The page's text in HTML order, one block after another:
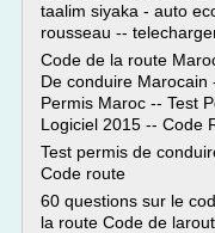
taalim siyaka - auto
rousseau --
Code de la route
De conduire Marocain
Permis Maroc -- Test
Logiciel 2015 -- Code
Test permis de
Code route
60 questions sur le
la route Code de